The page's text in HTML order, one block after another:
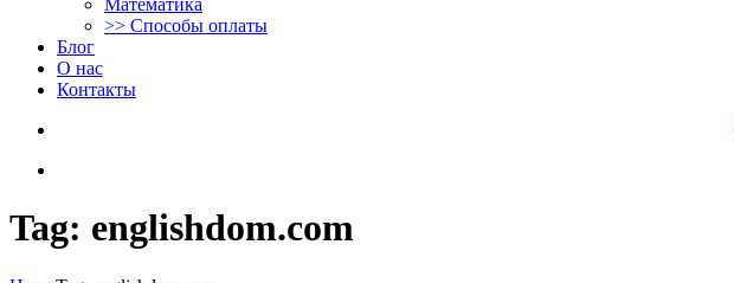
Математика
>> Способы оплаты
Блог
О нас
Контакты
Tag: englishdom.com